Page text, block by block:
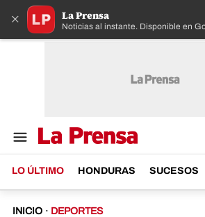
× La Prensa
Noticias al instante. Disponible en
LO ÚLTIMO HONDURAS SUCESOS
INICIO · DEPORTES